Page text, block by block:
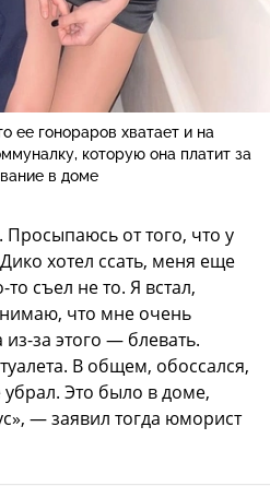
ее гонораров хватает и на
которую она платит за
в доме
от того, что у
хотел ссать, меня еще
съел не то. Я встал,
что мне очень
за этого — блевать.
В общем, обоссался,
Это было в доме,
— заявил тогда юморист